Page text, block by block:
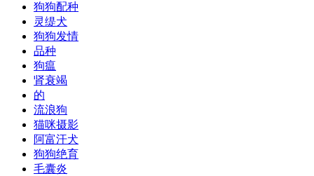
狗狗配种
灵缇犬
狗狗发情
品种
狗瘟
肾衰竭
的
流浪狗
猫咪摄影
阿富汗犬
狗狗绝育
毛囊炎